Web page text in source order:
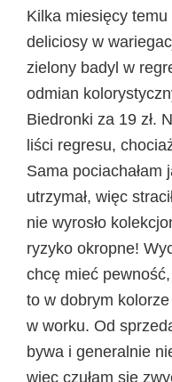
Kilka miesięcy temu
deliciosy w
zielony badyl w
odmian
Biedronki za 19 zł.
liści regresu,
Sama pociachałam
utrzymał, więc
nie wyrosło
ryzyko okropne!
chcę mieć
to w dobrym
w worku. Od
bywa i generalnie
więc czułam się